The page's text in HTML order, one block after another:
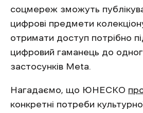
соцмереж зможуть
цифрові предмети
отримати доступ потрібно
цифровий гаманець до
застосунків Meta.
Нагадаємо, що ЮНЕСКО
конкретні потреби